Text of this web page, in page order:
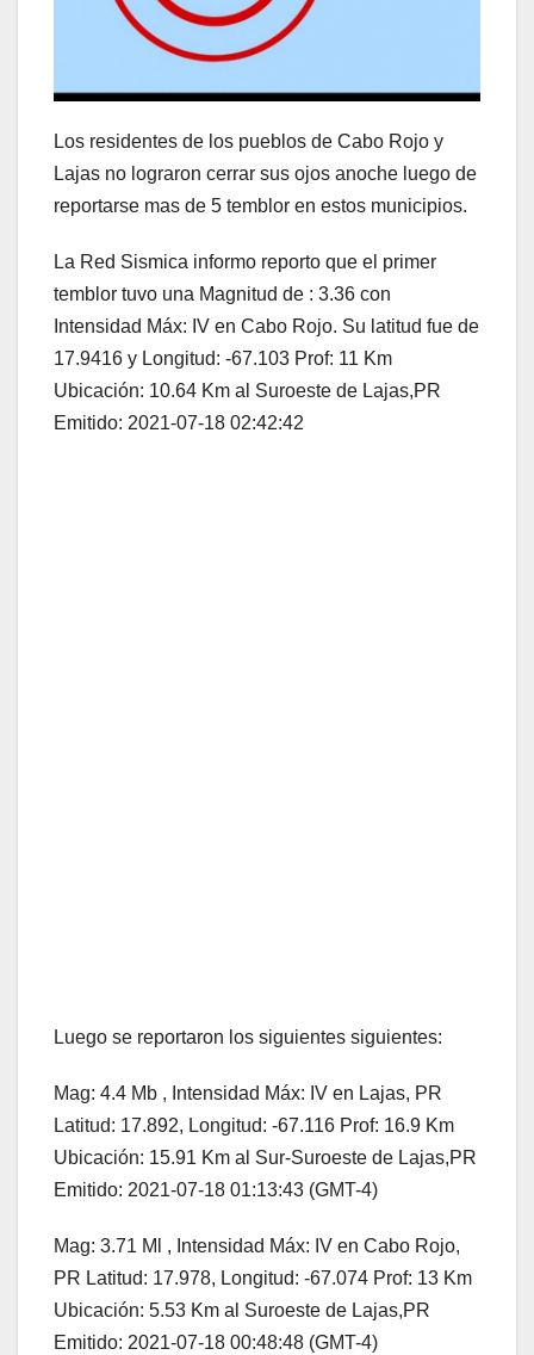
Los residentes de los pueblos de Cabo Rojo y
Lajas no lograron cerrar sus ojos anoche luego de
reportarse mas de 5 temblor en estos municipios.
La Red Sismica informo reporto que el primer
temblor tuvo una Magnitud de : 3.36 con
Intensidad Máx: IV en Cabo Rojo. Su latitud fue de
17.9416 y Longitud: -67.103 Prof: 11 Km
Ubicación: 10.64 Km al Suroeste de Lajas,PR
Emitido: 2021-07-18 02:42:42
Luego se reportaron los siguientes siguientes:
Mag: 4.4 Mb , Intensidad Máx: IV en Lajas, PR
Latitud: 17.892, Longitud: -67.116 Prof: 16.9 Km
Ubicación: 15.91 Km al Sur-Suroeste de Lajas,PR
Emitido: 2021-07-18 01:13:43 (GMT-4)
Mag: 3.71 Ml , Intensidad Máx: IV en Cabo Rojo,
PR Latitud: 17.978, Longitud: -67.074 Prof: 13 Km
Ubicación: 5.53 Km al Suroeste de Lajas,PR
Emitido: 2021-07-18 00:48:48 (GMT-4)